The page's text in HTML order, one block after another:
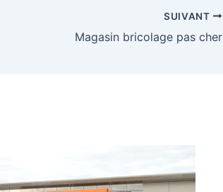
SUIVANT
Magasin bricolage pas cher